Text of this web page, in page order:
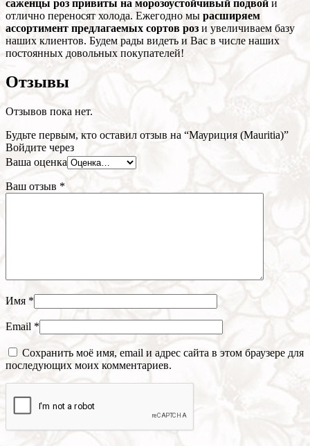
саженцы роз привиты на морозоустойчивый подвой и
отлично переносят холода. Ежегодно мы расширяем
ассортимент предлагаемых сортов роз и увеличиваем базу
наших клиентов. Будем рады видеть и Вас в числе наших
постоянных довольных покупателей!
Отзывы
Отзывов пока нет.
Будьте первым, кто оставил отзыв на “Мауриция (Mauritia)”
Войдите через
Ваша оценка
Ваш отзыв *
Имя *
Email *
Сохранить моё имя, email и адрес сайта в этом браузере для
последующих моих комментариев.